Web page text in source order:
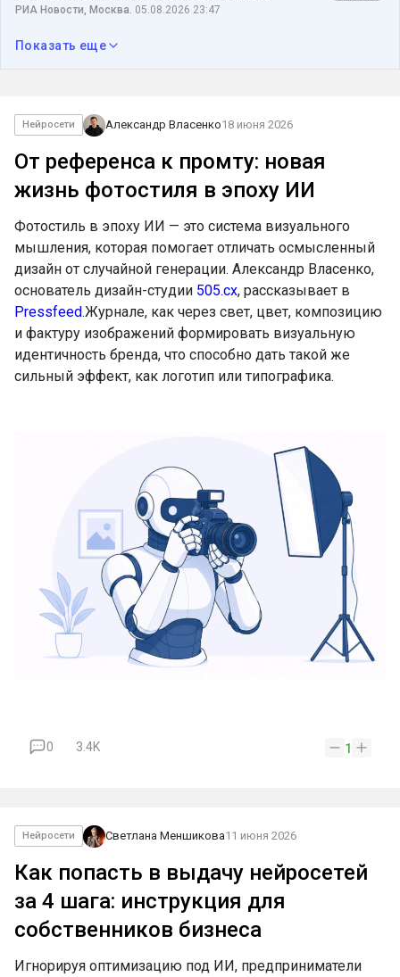
РИА Новости, Москва. 05.08.2026 23:47
Показать еще
Нейросети Александр Власенко18 июня 2026
От референса к промту: новая
жизнь фотостиля в эпоху ИИ
Фотостиль в эпоху ИИ — это система визуального
мышления, которая помогает отличать осмысленный
дизайн от случайной генерации. Александр Власенко,
основатель дизайн-студии 505.cx, рассказывает в
Pressfeed.Журнале, как через свет, цвет, композицию
и фактуру изображений формировать визуальную
идентичность бренда, что способно дать такой же
сильный эффект, как логотип или типографика.
0 3.4K 1
Нейросети Светлана Меншикова11 июня 2026
Как попасть в выдачу нейросетей
за 4 шага: инструкция для
собственников бизнеса
Игнорируя оптимизацию под ИИ, предприниматели